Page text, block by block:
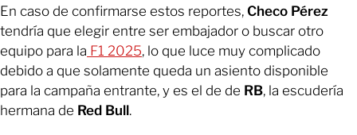
En caso de confirmarse estos reportes, Checo Pérez
tendría que elegir entre ser embajador o buscar otro
equipo para la F1 2025, lo que luce muy complicado
debido a que solamente queda un asiento disponible
para la campaña entrante, y es el de de RB, la escudería
hermana de Red Bull.